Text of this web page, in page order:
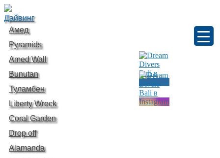
Дайвинг
Амед
Pyramids
Amed Wall
Bunutan
Туламбен
Liberty Wreck
Coral Garden
Drop off
Alamanda